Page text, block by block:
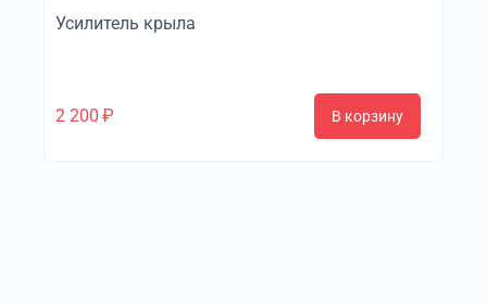
Усилитель крыла
2 200 ₽ В корзину